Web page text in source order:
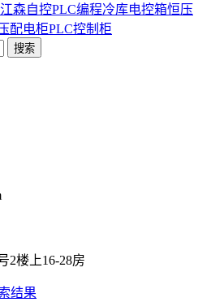
江森自控PLC编程冷库电控箱恒压
配电柜PLC控制柜
搜索
2楼上16-28房
结果